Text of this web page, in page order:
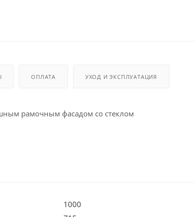
ОПЛАТА УХОД И ЭКСПЛУАТАЦИЯ
рамочным фасадом со стеклом
1000